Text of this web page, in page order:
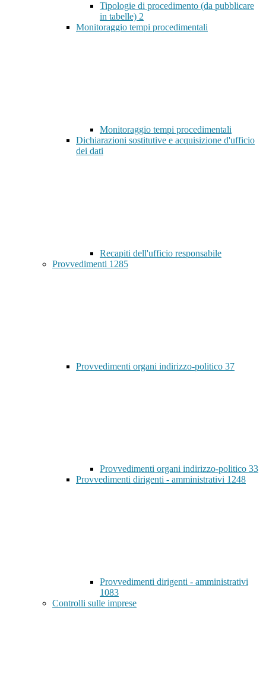
Tipologie di procedimento (da pubblicare
in tabelle) 2
Monitoraggio tempi procedimentali
Monitoraggio tempi procedimentali
Dichiarazioni sostitutive e acquisizione d'ufficio
dei dati
Recapiti dell'ufficio responsabile
Provvedimenti 1285
Provvedimenti organi indirizzo-politico 37
Provvedimenti organi indirizzo-politico 33
Provvedimenti dirigenti - amministrativi 1248
Provvedimenti dirigenti - amministrativi
1083
Controlli sulle imprese